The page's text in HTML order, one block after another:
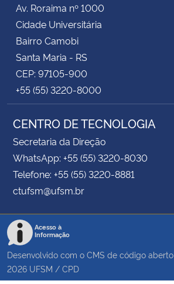
Av. Roraima nº 1000
Cidade Universitária
Bairro Camobi
Santa Maria - RS
CEP: 97105-900
+55 (55) 3220-8000
CENTRO DE TECNOLOGIA
Secretaria da Direção
WhatsApp: +55 (55) 3220-8030
Telefone: +55 (55) 3220-8881
ctufsm@ufsm.br
Acesso à
Informação
Desenvolvido com o CMS de código aberto
2026 UFSM / CPD